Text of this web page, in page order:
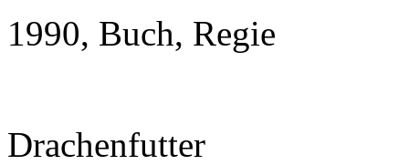
1990, Buch, Regie
Drachenfutter